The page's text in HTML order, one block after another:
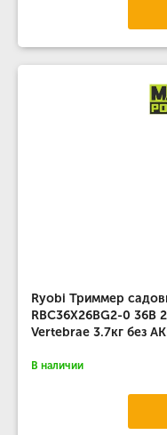
Ryobi Триммер
RBC36X26BG2-0
Vertebrae 3.7кг без
В наличии